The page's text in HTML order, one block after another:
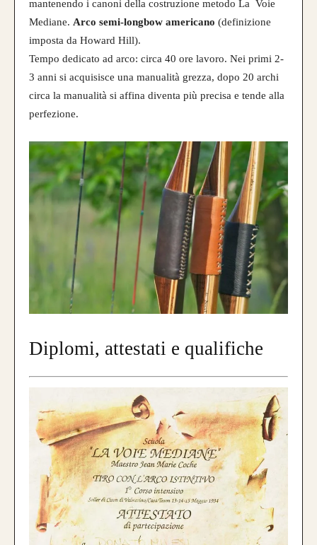
mantenendo i canoni della costruzione metodo La Voie
Mediane. Arco semi-longbow americano (definizione
imposta da Howard Hill).
Tempo dedicato ad arco: circa 40 ore lavoro. Nei primi 2-
3 anni si acquisisce una manualità grezza, dopo 20 archi
circa la manualità si affina diventa più precisa e tende alla
perfezione.
Diplomi, attestati e qualifiche